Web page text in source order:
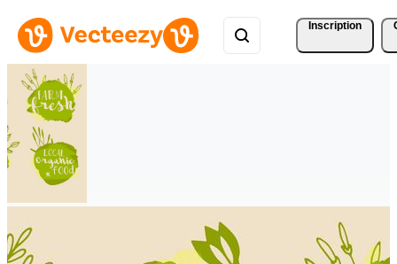
Inscription